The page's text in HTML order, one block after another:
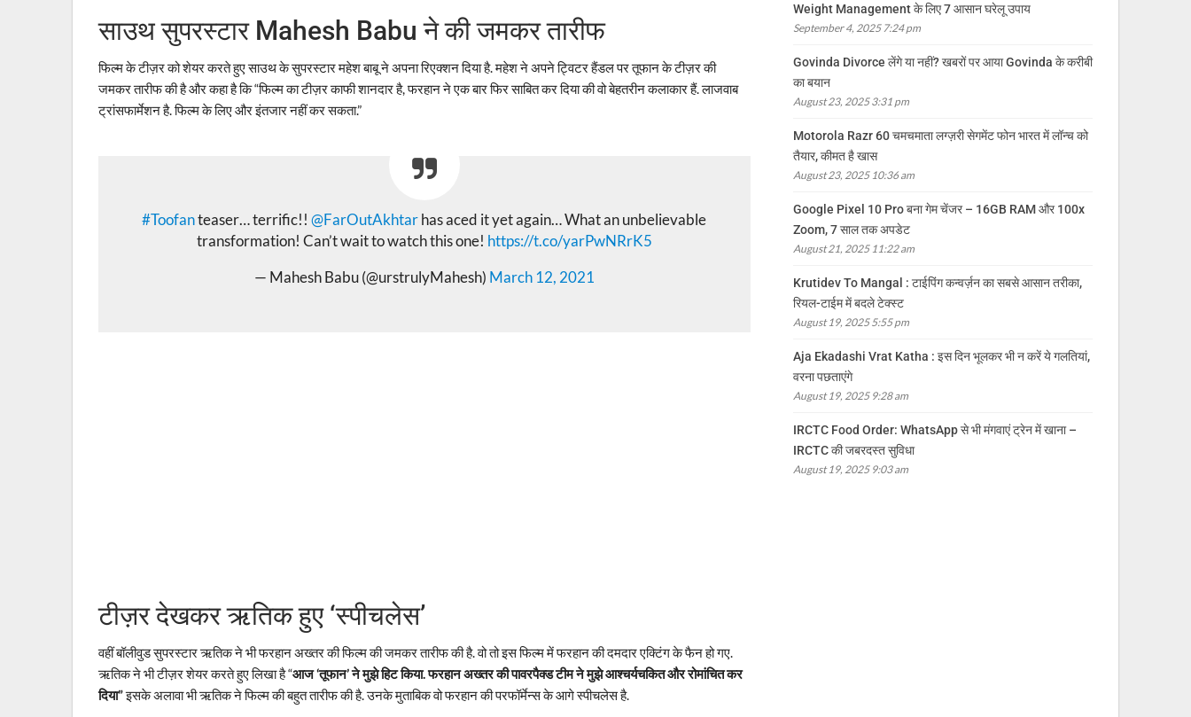
साउथ सुपरस्टार Mahesh Babu ने की जमकर तारीफ
फिल्म के टीज़र को शेयर करते हुए साउथ के सुपरस्टार महेश बाबू ने अपना रिएक्शन दिया है. महेश ने अपने ट्विटर हैंडल पर तूफान के टीज़र की
जमकर तारीफ की है और कहा है कि “फिल्म का टीज़र काफी शानदार है, फरहान ने एक बार फिर साबित कर दिया की वो बेहतरीन कलाकार हैं. लाजवाब
ट्रांसफार्मेशन है. फिल्म के लिए और इंतजार नहीं कर सकता.”
#Toofanteaser… terrific!!@FarOutAkhtar has aced it yet again… What an unbelievable
transformation! Can’t wait to watch this one! https://t.co/yarPwNRrK5
— Mahesh Babu (@urstrulyMahesh) March 12, 2021
टीज़र देखकर ऋतिक हुए ‘स्पीचलेस’
वहीं बॉलीवुड सुपरस्टार ऋतिक ने भी फरहान अख्तर की फिल्म की जमकर तारीफ की है. वो तो इस फिल्म में फरहान की दमदार एक्टिंग के फैन हो गए.
ऋतिक ने भी टीज़र शेयर करते हुए लिखा है “आज ‘तूफान’ ने मुझे हिट किया. फरहान अख्तर की पावरपैक्ड टीम ने मुझे आश्चर्यचकित और रोमांचित कर
दिया”इसके अलावा भी ऋतिक ने फिल्म की बहुत तारीफ की है. उनके मुताबिक वो फरहान की परफॉर्मेन्स के आगे स्पीचलेस है.
Weight Management के लिए 7 आसान घरेलू उपाय
September 4, 2025 7:24 pm
Govinda Divorce लेंगे या नहीं? खबरों पर आया Govinda के करीबी
का बयान
August 23, 2025 3:31 pm
Motorola Razr 60 चमचमाता लग्ज़री सेगमेंट फोन भारत में लॉन्च को
तैयार, कीमत है खास
August 23, 2025 10:36 am
Google Pixel 10 Pro बना गेम चेंजर – 16GB RAM और 100x
Zoom, 7 साल तक अपडेट
August 21, 2025 11:22 am
Krutidev To Mangal : टाईपिंग कन्वर्ज़न का सबसे आसान तरीका,
रियल-टाईम में बदले टेक्स्ट
August 19, 2025 5:55 pm
Aja Ekadashi Vrat Katha : इस दिन भूलकर भी न करें ये गलतियां,
वरना पछताएंगे
August 19, 2025 9:28 am
IRCTC Food Order: WhatsApp से भी मंगवाएं ट्रेन में खाना –
IRCTC की जबरदस्त सुविधा
August 19, 2025 9:03 am